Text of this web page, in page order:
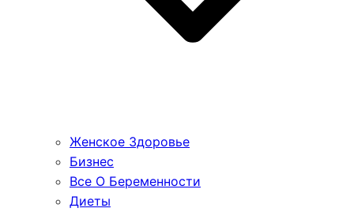
Женское Здоровье
Бизнес
Все О Беременности
Диеты